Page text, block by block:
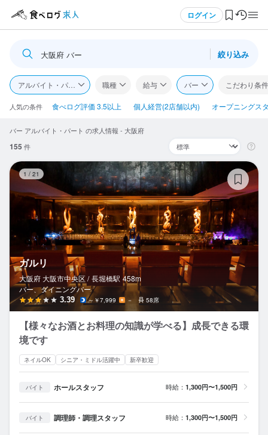
ログイン
食べログ求人TOP
求人検索
閲覧履歴
気になる求人
検索履歴・保存した条件
応募履歴
WEB履歴書
スカウト・メルマガ受信設定
ヘルプ・お問い合わせフォーム
掲載をご検討の店舗様へ
食べログ求人PRESS
大阪府 バー 絞り込み
アルバイト・パート 職種 給与 バー こだわり条件
人気の条件 食べログ評価 3.5以上 個人経営(2店舗以内) オープニングス
バー アルバイト・パート の求人情報 - 大阪府
155 件
1 / 21
ガルリ
大阪府 大阪市中央区 / 長堀橋駅 458m
バー、ダイニングバー
3.39 ～￥7,999 － 58席
【様々なお酒とお料理の知識が学べる】成長できる環
境です
ネイルOK シニア・ミドル活躍中 新卒歓迎
バイト ホールスタッフ 時給： 1,300円〜1,500円
バイト 調理師・調理スタッフ 時給： 1,300円〜1,500円